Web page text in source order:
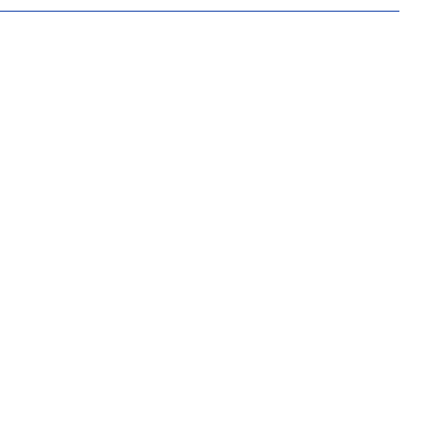
à capuche est ultra confortable, il est composé de 80%